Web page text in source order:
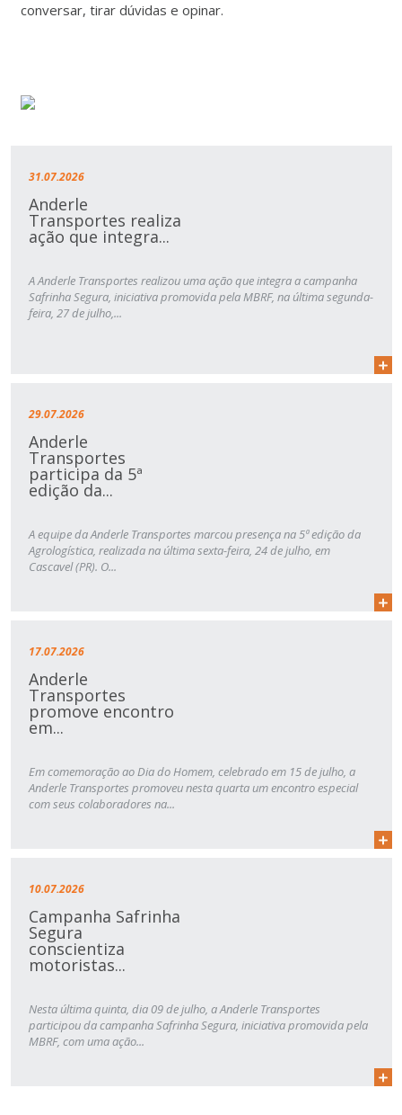
conversar, tirar dúvidas e opinar.
31.07.2026
Anderle
Transportes realiza
ação que integra...
A Anderle Transportes realizou uma ação que integra a campanha
Safrinha Segura, iniciativa promovida pela MBRF, na última segunda-
feira, 27 de julho,...
29.07.2026
Anderle
Transportes
participa da 5ª
edição da...
A equipe da Anderle Transportes marcou presença na 5ª edição da
Agrologística, realizada na última sexta-feira, 24 de julho, em
Cascavel (PR). O...
17.07.2026
Anderle
Transportes
promove encontro
em...
Em comemoração ao Dia do Homem, celebrado em 15 de julho, a
Anderle Transportes promoveu nesta quarta um encontro especial
com seus colaboradores na...
10.07.2026
Campanha Safrinha
Segura
conscientiza
motoristas...
Nesta última quinta, dia 09 de julho, a Anderle Transportes
participou da campanha Safrinha Segura, iniciativa promovida pela
MBRF, com uma ação...